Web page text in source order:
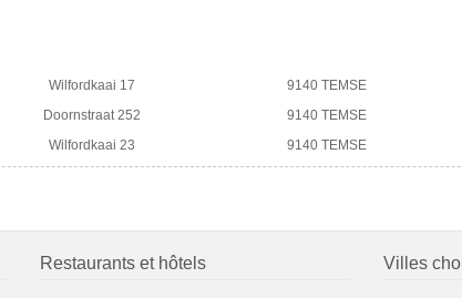
Wilfordkaai 17 9140 TEMSE
Doornstraat 252 9140 TEMSE
Wilfordkaai 23 9140 TEMSE
Restaurants et hôtels Villes